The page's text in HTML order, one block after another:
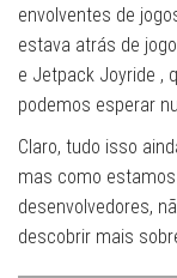
envolventes de
estava atrás de
e Jetpack Joyride ,
podemos esperar
Claro, tudo isso
mas como
desenvolvedores,
descobrir mais